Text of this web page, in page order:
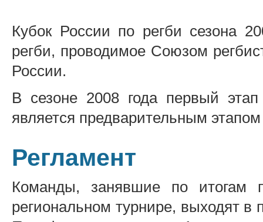
Кубок России по регби сезона
регби, проводимое Союзом
России.
В сезоне 2008 года первый
является предварительным
Регламент
Команды, занявшие по итогам
региональном турнире, выходят в